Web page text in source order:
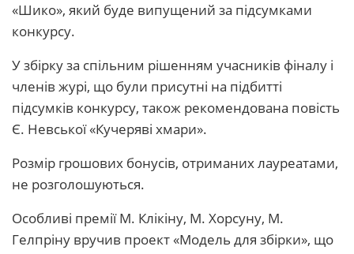
«Шико», який буде випущений за підсумками
конкурсу.
У збірку за спільним рішенням учасників фіналу і
членів журі, що були присутні на підбитті
підсумків конкурсу, також рекомендована повість
Є. Невської «Кучеряві хмари».
Розмір грошових бонусів, отриманих лауреатами,
не розголошуються.
Особливі премії М. Клікіну, М. Хорсуну, М.
Гелпріну вручив проект «Модель для збірки», що